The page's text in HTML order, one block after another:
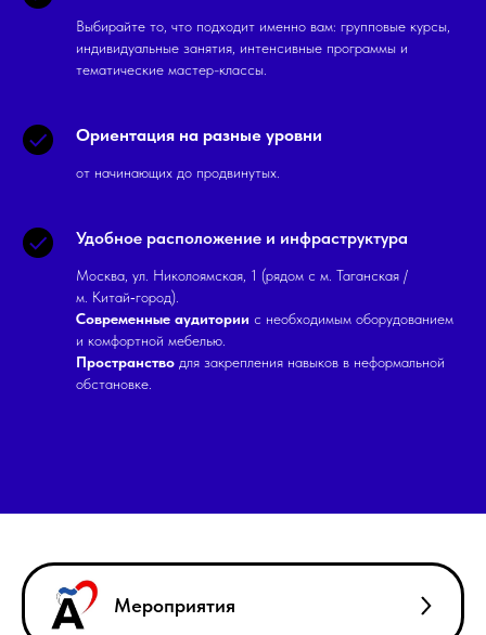
Выбирайте то, что подходит именно вам: групповые курсы,
индивидуальные занятия, интенсивные программы и
тематические мастер-классы.
Ориентация на разные уровни
от начинающих до продвинутых.
Удобное расположение и инфраструктура
Москва, ул. Николоямская, 1 (рядом с м. Таганская /
м. Китай‑город).
Современные аудитории с необходимым оборудованием
и комфортной мебелью.
Пространство для закрепления навыков в неформальной
обстановке.
Мероприятия